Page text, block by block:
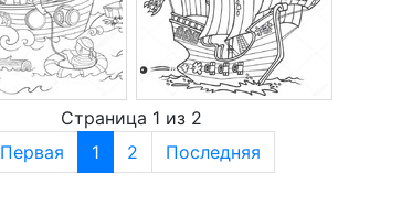
Страница 1 из 2
Первая
1 2 Последняя